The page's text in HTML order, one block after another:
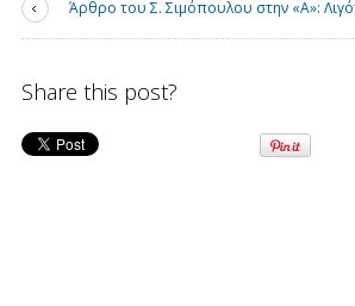
Άρθρο του Σ. Σιμόπουλου στην «Α»:
Share this post?